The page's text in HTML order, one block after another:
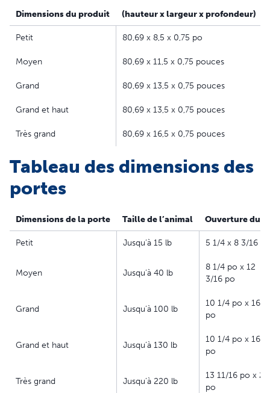
sans percement de murs ou de portes. Le panneau de
cour est ajustable de 1,92 m à 2,05 m pour d'adapter au
cadre de votre porte
tailles pour trouver la taille de porte idéale pour votre
meilleur ami. Les portes sont disponibles en 3 coloris
coulissante est idéal pour les appartements parce que
votre déménagement
d'une fermeture magnétique qui isole votre intérieur de
la chaleur ou du froid de l'extérieur
Solide et durable : Conçue pour résister à un usage
l'épreuve des intempéries et en verre trempé
incassable
coulissant vous permet de contrôler l'accès de votre
Dimensions du produit (hauteur x largeur x profondeur)
Petit 80,69 x 8,5 x 0,75 po
Moyen 80,69 x 11,5 x 0,75 pouces
Grand 80,69 x 13,5 x 0,75 pouces
Grand et haut 80,69 x 13,5 x 0,75 pouces
Très grand 80,69 x 16,5 x 0,75 pouces
Tableau des dimensions des
portes
Dimensions de la porte Taille de l’animal Ouverture du
Petit Jusqu’à 15 lb 5 1/4 x 8 3/16
Moyen Jusqu’à 40 lb
8 1/4 po x 12
3/16 po
Grand Jusqu’à 100 lb
10 1/4 po x 16
po
Grand et haut Jusqu’à 130 lb
10 1/4 po x 16
po
Très grand Jusqu’à 220 lb
13 11/16 po x
po